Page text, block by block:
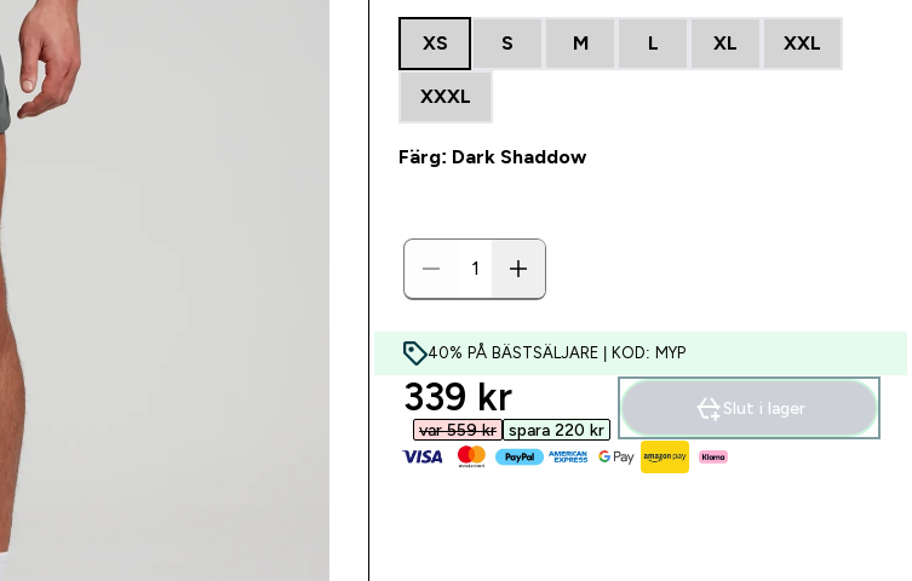
XS S M L XL XXL
XXXL
Färg: Dark Shaddow
40% PÅ BÄSTSÄLJARE | KOD: MYP
discounted price
339 kr‎
var 559 kr‎ spara 220 kr‎
Slut i lager